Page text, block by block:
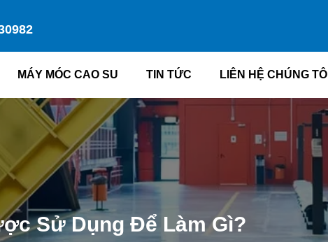
MÁY MÓC CAO SU TIN TỨC LIÊN HỆ CHÚNG TÔI
Sử Dụng Để Làm Gì?